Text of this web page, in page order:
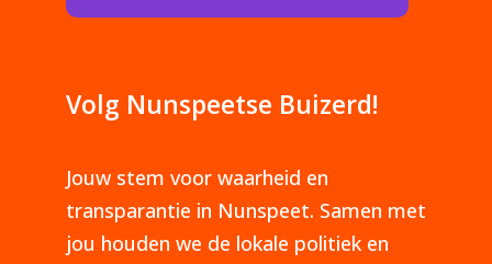
Volg Nunspeetse Buizerd!
Jouw stem voor waarheid en
transparantie in Nunspeet. Samen met
jou houden we de lokale politiek en